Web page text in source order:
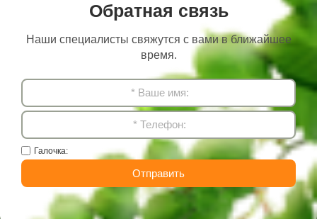
Обратная связь
Наши специалисты свяжутся с вами в ближайшее
время.
Галочка:
Отправить